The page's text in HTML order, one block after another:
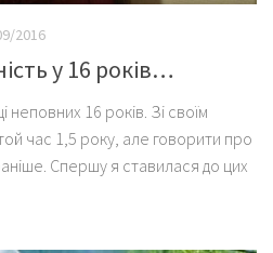
2016
у 16 років…
неповних 16 років. Зі своїм
час 1,5 року, але говорити про
Спершу я ставилася до цих